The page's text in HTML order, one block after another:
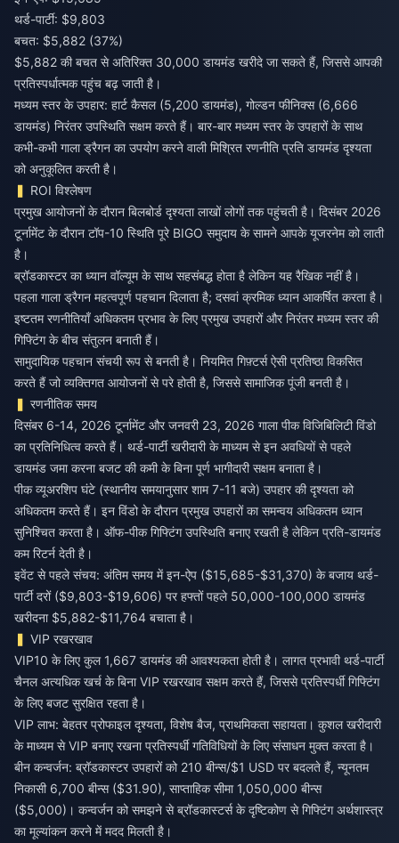
थर्ड-पार्टी: $9,803
बचत: $5,882 (37%)
$5,882 की बचत से अतिरिक्त 30,000 डायमंड खरीदे जा सकते हैं, जिससे आपकी
प्रतिस्पर्धात्मक पहुंच बढ़ जाती है।
मध्यम स्तर के उपहार: हार्ट कैसल (5,200 डायमंड), गोल्डन फीनिक्स (6,666
डायमंड) निरंतर उपस्थिति सक्षम करते हैं। बार-बार मध्यम स्तर के उपहारों के साथ
कभी-कभी गाला ड्रैगन का उपयोग करने वाली मिश्रित रणनीति प्रति डायमंड दृश्यता
को अनुकूलित करती है।
ROI विश्लेषण
प्रमुख आयोजनों के दौरान बिलबोर्ड दृश्यता लाखों लोगों तक पहुंचती है। दिसंबर 2026
टूर्नामेंट के दौरान टॉप-10 स्थिति पूरे BIGO समुदाय के सामने आपके यूजरनेम को लाती
है।
ब्रॉडकास्टर का ध्यान वॉल्यूम के साथ सहसंबद्ध होता है लेकिन यह रैखिक नहीं है।
पहला गाला ड्रैगन महत्वपूर्ण पहचान दिलाता है; दसवां क्रमिक ध्यान आकर्षित करता है।
इष्टतम रणनीतियाँ अधिकतम प्रभाव के लिए प्रमुख उपहारों और निरंतर मध्यम स्तर की
गिफ्टिंग के बीच संतुलन बनाती हैं।
सामुदायिक पहचान संचयी रूप से बनती है। नियमित गिफ़्टर्स ऐसी प्रतिष्ठा विकसित
करते हैं जो व्यक्तिगत आयोजनों से परे होती है, जिससे सामाजिक पूंजी बनती है।
रणनीतिक समय
दिसंबर 6-14, 2026 टूर्नामेंट और जनवरी 23, 2026 गाला पीक विजिबिलिटी विंडो
का प्रतिनिधित्व करते हैं। थर्ड-पार्टी खरीदारी के माध्यम से इन अवधियों से पहले
डायमंड जमा करना बजट की कमी के बिना पूर्ण भागीदारी सक्षम बनाता है।
पीक व्यूअरशिप घंटे (स्थानीय समयानुसार शाम 7-11 बजे) उपहार की दृश्यता को
अधिकतम करते हैं। इन विंडो के दौरान प्रमुख उपहारों का समन्वय अधिकतम ध्यान
सुनिश्चित करता है। ऑफ-पीक गिफ्टिंग उपस्थिति बनाए रखती है लेकिन प्रति-डायमंड
कम रिटर्न देती है।
इवेंट से पहले संचय: अंतिम समय में इन-ऐप ($15,685-$31,370) के बजाय थर्ड-
पार्टी दरों ($9,803-$19,606) पर हफ्तों पहले 50,000-100,000 डायमंड
खरीदना $5,882-$11,764 बचाता है।
VIP रखरखाव
VIP10 के लिए कुल 1,667 डायमंड की आवश्यकता होती है। लागत प्रभावी थर्ड-पार्टी
चैनल अत्यधिक खर्च के बिना VIP रखरखाव सक्षम करते हैं, जिससे प्रतिस्पर्धी गिफ्टिंग
के लिए बजट सुरक्षित रहता है।
VIP लाभ: बेहतर प्रोफाइल दृश्यता, विशेष बैज, प्राथमिकता सहायता। कुशल खरीदारी
के माध्यम से VIP बनाए रखना प्रतिस्पर्धी गतिविधियों के लिए संसाधन मुक्त करता है।
बीन कन्वर्जन: ब्रॉडकास्टर उपहारों को 210 बीन्स/$1 USD पर बदलते हैं, न्यूनतम
निकासी 6,700 बीन्स ($31.90), साप्ताहिक सीमा 1,050,000 बीन्स
($5,000)। कन्वर्जन को समझने से ब्रॉडकास्टर्स के दृष्टिकोण से गिफ्टिंग अर्थशास्त्र
का मूल्यांकन करने में मदद मिलती है।